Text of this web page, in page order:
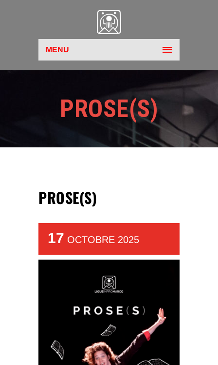
MENU
PROSE(S)
PROSE(S)
17 OCTOBRE 2025